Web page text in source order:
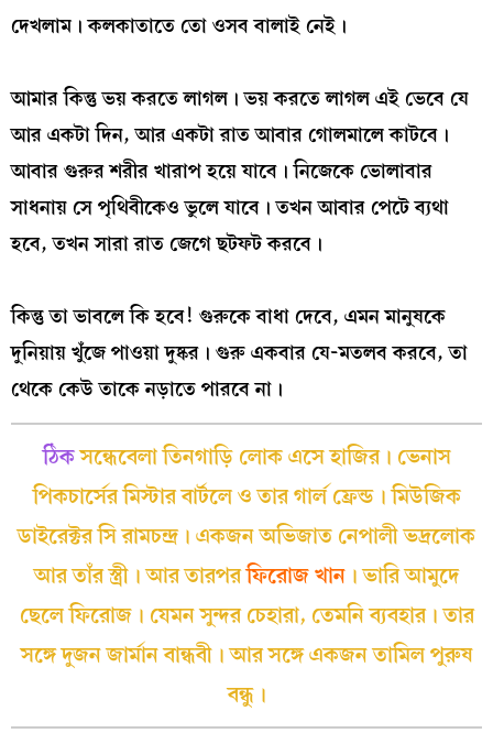
দেখলাম। কলকাতাতে তো ওসব বালাই নেই।
আমার কিন্তু ভয় করতে লাগল। ভয় করতে লাগল এই ভেবে যে
আর একটা দিন, আর একটা রাত আবার গোলমালে কাটবে।
আবার গুরুর শরীর খারাপ হয়ে যাবে। নিজেকে ভোলাবার
সাধনায় সে পৃথিবীকেও ভুলে যাবে। তখন আবার পেটে ব্যথা
হবে, তখন সারা রাত জেগে ছটফট করবে।
কিন্তু তা ভাবলে কি হবে! গুরুকে বাধা দেবে, এমন মানুষকে
দুনিয়ায় খুঁজে পাওয়া দুষ্কর। গুরু একবার যে-মতলব করবে, তা
থেকে কেউ তাকে নড়াতে পারবে না।
ঠিকসন্ধেবেলা তিনগাড়ি লোক এসে হাজির। ভেনাস
পিকচার্সের মিস্টার বার্টলে ও তার গার্ল ফ্রেন্ড। মিউজিক
ডাইরেক্টর সি রামচন্দ্র। একজন অভিজাত নেপালী ভদ্রলোক
আর তাঁর স্ত্রী। আর তারপরফিরোজ খান । ভারি আমুদে
ছেলে ফিরোজ। যেমন সুন্দর চেহারা, তেমনি ব্যবহার। তার
সঙ্গে দুজন জার্মান বান্ধবী। আর সঙ্গে একজন তামিল পুরুষ
বন্ধু।